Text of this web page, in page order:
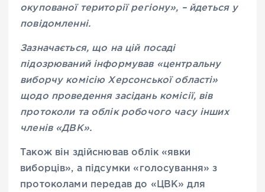
окупованої території регіону», – йдеться у
повідомленні.
Зазначається, що на цій посаді
підозрюваний інформував «центральну
виборчу комісію Херсонської області»
щодо проведення засідань комісії, вів
протоколи та облік робочого часу інших
членів «ДВК».
Також він здійснював облік «явки
виборців», а підсумки «голосування» з
протоколами передав до «ЦВК» для